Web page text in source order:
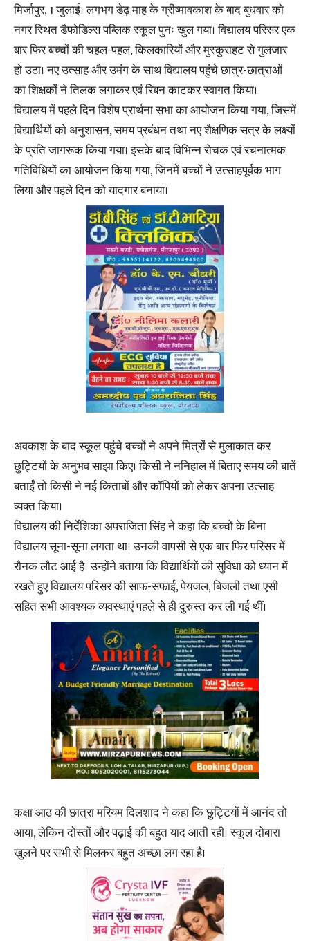
मिर्जापुर, 1 जुलाई। लगभग डेढ़ माह के ग्रीष्मावकाश के बाद बुधवार को
नगर स्थित डैफोडिल्स पब्लिक स्कूल पुनः खुल गया। विद्यालय परिसर एक
बार फिर बच्चों की चहल-पहल, किलकारियों और मुस्कुराहट से गुलजार
हो उठा। नए उत्साह और उमंग के साथ विद्यालय पहुंचे छात्र-छात्राओं
का शिक्षकों ने तिलक लगाकर एवं रिबन काटकर स्वागत किया।
विद्यालय में पहले दिन विशेष प्रार्थना सभा का आयोजन किया गया, जिसमें
विद्यार्थियों को अनुशासन, समय प्रबंधन तथा नए शैक्षणिक सत्र के लक्ष्यों
के प्रति जागरूक किया गया। इसके बाद विभिन्न रोचक एवं रचनात्मक
गतिविधियों का आयोजन किया गया, जिनमें बच्चों ने उत्साहपूर्वक भाग
लिया और पहले दिन को यादगार बनाया।
अवकाश के बाद स्कूल पहुंचे बच्चों ने अपने मित्रों से मुलाकात कर
छुट्टियों के अनुभव साझा किए। किसी ने ननिहाल में बिताए समय की बातें
बताईं तो किसी ने नई किताबों और कॉपियों को लेकर अपना उत्साह
व्यक्त किया।
विद्यालय की निर्देशिका अपराजिता सिंह ने कहा कि बच्चों के बिना
विद्यालय सूना-सूना लगता था। उनकी वापसी से एक बार फिर परिसर में
रौनक लौट आई है। उन्होंने बताया कि विद्यार्थियों की सुविधा को ध्यान में
रखते हुए विद्यालय परिसर की साफ-सफाई, पेयजल, बिजली तथा एसी
सहित सभी आवश्यक व्यवस्थाएं पहले से ही दुरुस्त कर ली गई थीं।
कक्षा आठ की छात्रा मरियम दिलशाद ने कहा कि छुट्टियों में आनंद तो
आया, लेकिन दोस्तों और पढ़ाई की बहुत याद आती रही। स्कूल दोबारा
खुलने पर सभी से मिलकर बहुत अच्छा लग रहा है।